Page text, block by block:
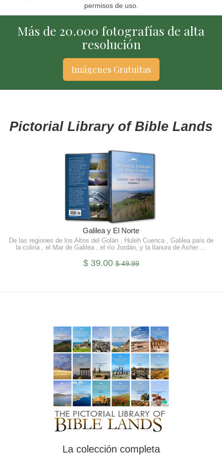
permisos de uso.
Más de 20.000 fotografías de alta
resolución
Imágenes Gratuitas
Pictorial Library of Bible Lands
Aprende Más
Galilea y El Norte
De las regiones de los Altos del Golán , Huleh Cuenca , Galilea país de
la colina , el Mar de Galilea , el río Jordán, y la llanura de Asher ...
$ 39.00$ 49.99
La colección completa